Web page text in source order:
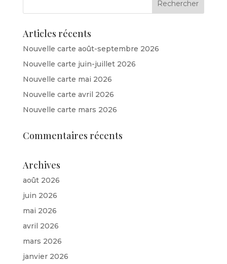
Articles récents
Nouvelle carte août-septembre 2026
Nouvelle carte juin-juillet 2026
Nouvelle carte mai 2026
Nouvelle carte avril 2026
Nouvelle carte mars 2026
Commentaires récents
Archives
août 2026
juin 2026
mai 2026
avril 2026
mars 2026
janvier 2026